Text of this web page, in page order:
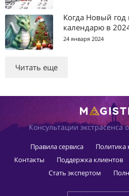
Когда Новый год
календарю в
24 января 2024
Читать еще
Консультации экстрасенса
Правила сервиса
Политика
Контакты
Поддержка клиентов
Стать экспертом